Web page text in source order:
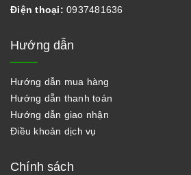
Điện thoại: 0937481636
Hướng dẫn
Hướng dẫn mua hàng
Hướng dẫn thanh toán
Hướng dẫn giao nhận
Điều khoản dịch vụ
Chính sách